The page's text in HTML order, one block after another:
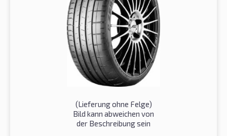
(Lieferung ohne Felge)
Bild kann abweichen von
der Beschreibung sein